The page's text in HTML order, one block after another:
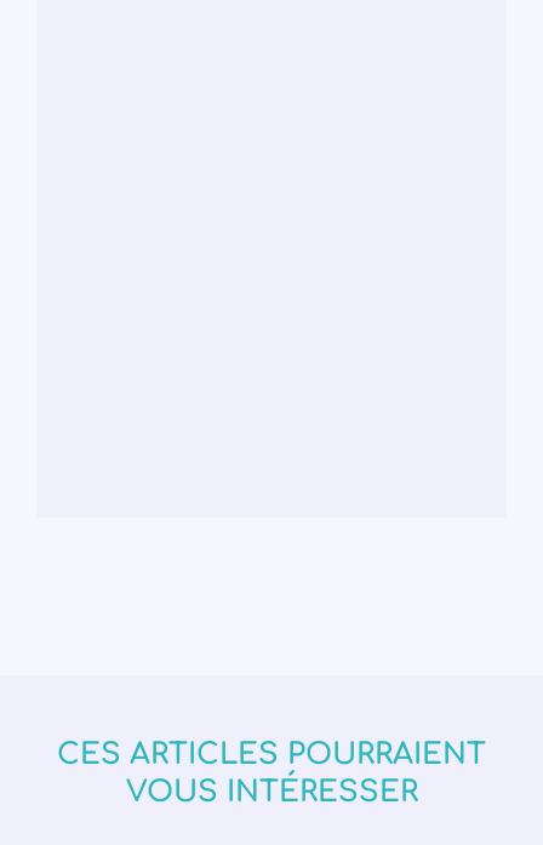
CES ARTICLES POURRAIENT
VOUS INTÉRESSER